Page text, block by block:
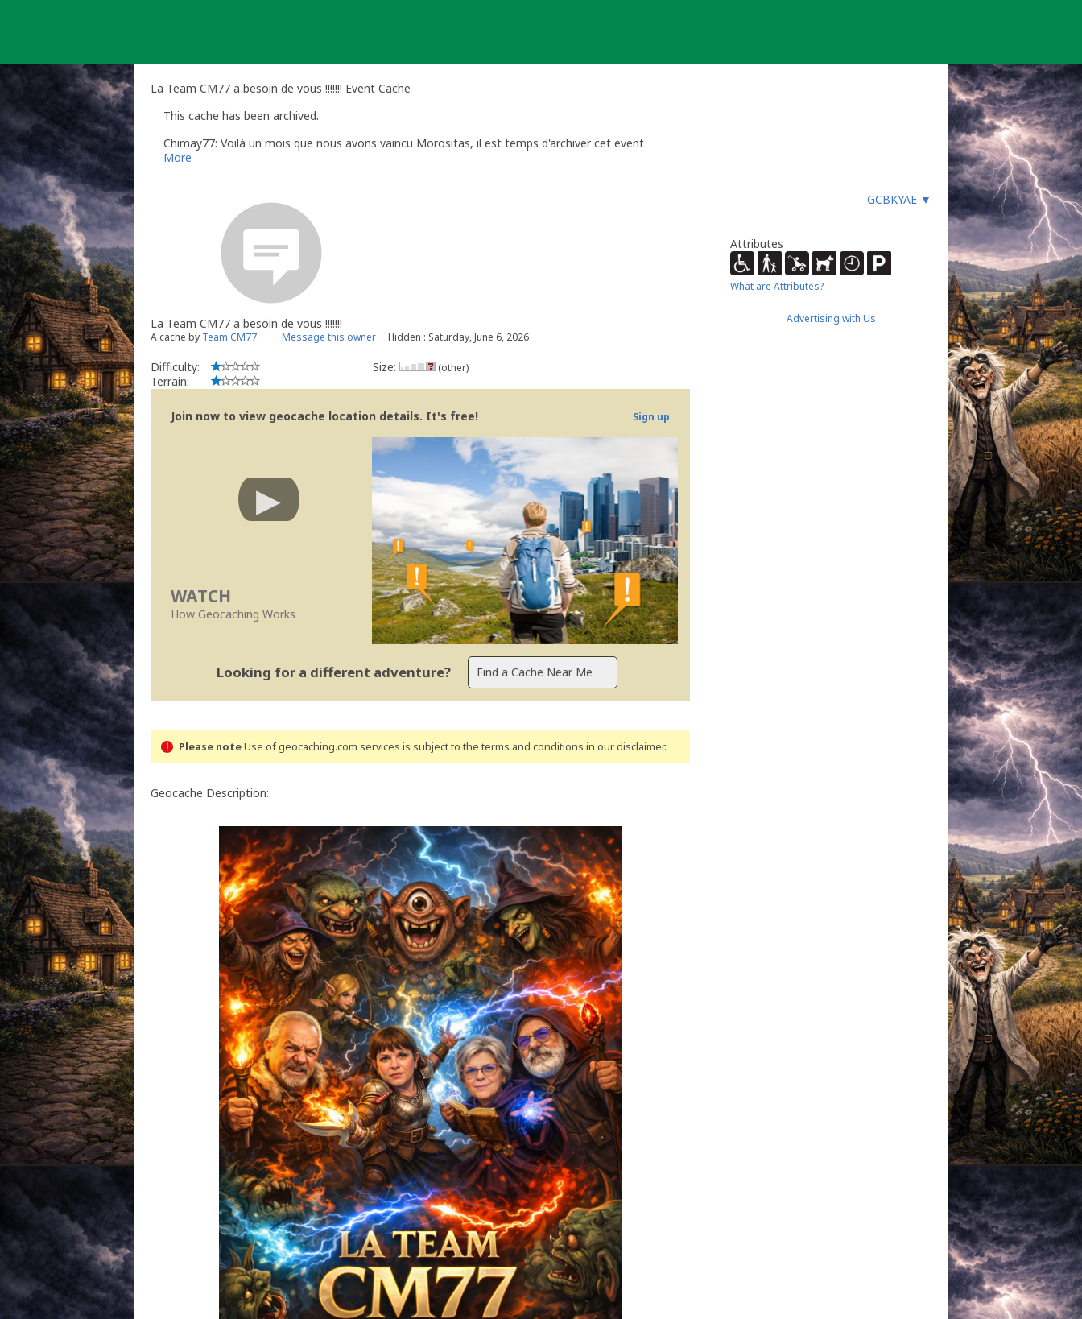
La Team CM77 a besoin de vous !!!!!!! Event Cache
This cache has been archived.
Chimay77: Voilà un mois que nous avons vaincu Morositas, il est temps d'archiver cet event
More
GCBKYAE ▼
La Team CM77 a besoin de vous !!!!!!!
A cache by Team CM77 Message this owner Hidden : Saturday, June 6, 2026
Difficulty:
Terrain:
Size: (other)
Join now to view geocache location details. It's free! Sign up
WATCH
How Geocaching Works
Looking for a different adventure?
Please noteUse of geocaching.com services is subject to the terms and conditions in our disclaimer.
Geocache Description:
Attributes
What are Attributes?
Advertising with Us